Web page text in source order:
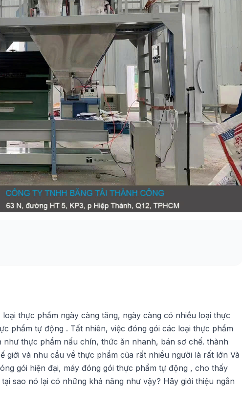
thực phẩm ngày càng tăng, ngày càng có nhiều loại thực
phẩm tự động . Tất nhiên, việc đóng gói các loại thực phẩm
thực phẩm nấu chín, thức ăn nhanh, bán sơ chế. thành
giới và nhu cầu về thực phẩm của rất nhiều người là rất lớn Và
gói hiện đại, máy đóng gói thực phẩm tự động , cho thấy
sao nó lại có những khả năng như vậy? Hãy giới thiệu ngắn